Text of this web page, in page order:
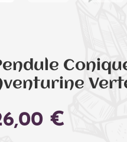
€